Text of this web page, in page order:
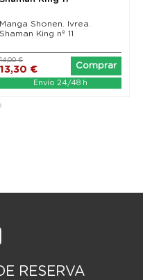
Manga Shonen. Ivrea.
Shaman King nº 11
13,30 €
14,00 €
Comprar
Envío 24/48 h
RESERVA